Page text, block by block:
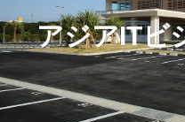
アジアITビ